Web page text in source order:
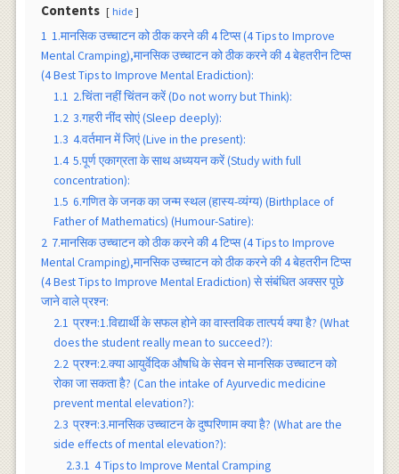
Contents hide
1 1.मानसिक उच्चाटन को ठीक करने की 4 टिप्स (4 Tips to Improve
Mental Cramping),मानसिक उच्चाटन को ठीक करने की 4 बेहतरीन टिप्स
(4 Best Tips to Improve Mental Eradiction):
1.1 2.चिंता नहीं चिंतन करें (Do not worry but Think):
1.2 3.गहरी नींद सोएं (Sleep deeply):
1.3 4.वर्तमान में जिएं (Live in the present):
1.4 5.पूर्ण एकाग्रता के साथ अध्ययन करें (Study with full
concentration):
1.5 6.गणित के जनक का जन्म स्थल (हास्य-व्यंग्य) (Birthplace of
Father of Mathematics) (Humour-Satire):
2 7.मानसिक उच्चाटन को ठीक करने की 4 टिप्स (4 Tips to Improve
Mental Cramping),मानसिक उच्चाटन को ठीक करने की 4 बेहतरीन टिप्स
(4 Best Tips to Improve Mental Eradiction) से संबंधित अक्सर पूछे
जाने वाले प्रश्न:
2.1 प्रश्न:1.विद्यार्थी के सफल होने का वास्तविक तात्पर्य क्या है? (What
does the student really mean to succeed?):
2.2 प्रश्न:2.क्या आयुर्वेदिक औषधि के सेवन से मानसिक उच्चाटन को
रोका जा सकता है? (Can the intake of Ayurvedic medicine
prevent mental elevation?):
2.3 प्रश्न:3.मानसिक उच्चाटन के दुष्परिणाम क्या है? (What are the
side effects of mental elevation?):
2.3.1 4 Tips to Improve Mental Cramping